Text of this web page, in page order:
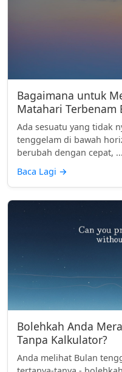
Bagaimana untuk
Matahari Terbenam
Ada sesuatu yang tidak
tenggelam di bawah
berubah dengan cepat, ...
Baca Lagi →
Bolehkah Anda
Tanpa Kalkulator?
Anda melihat Bulan